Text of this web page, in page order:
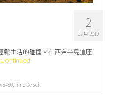
2
12 月 2019
鬆生活的碰撞。在西奈半島這座
Continued
Timo Dersch